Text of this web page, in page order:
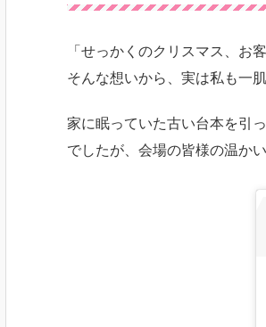
「せっかくのクリスマス、お
そんな想いから、実は私も一
家に眠っていた古い台本を引
でしたが、会場の皆様の温か